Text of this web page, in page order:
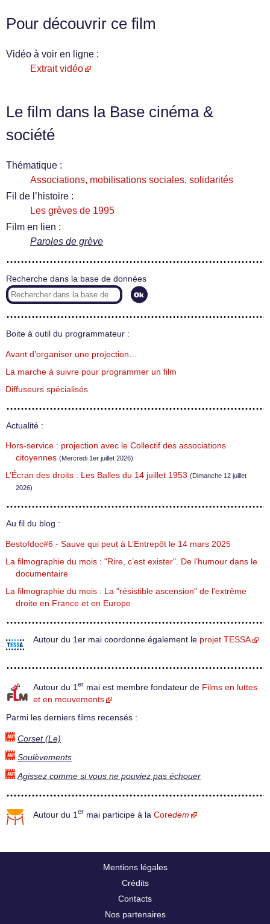
Pour découvrir ce film
Vidéo à voir en ligne :
Extrait vidéo
Le film dans la Base cinéma &
société
Thématique :
Associations, mobilisations sociales, solidarités
Fil de l’histoire :
Les grèves de 1995
Film en lien :
Paroles de grève
Recherche dans la base de données
Boite à outil du programmateur :
Avant d’organiser une projection…
La marche à suivre pour programmer un film
Diffuseurs spécialisés
Actualité :
Hors-service : projection avec le Collectif des associations
citoyennes (Mercredi 1er juillet 2026)
L’Écran des droits : Les Balles du 14 juillet 1953 (Dimanche 12 juillet
2026)
Au fil du blog :
Bestofdoc#6 - Sauve qui peut à L’Entrepôt le 14 mars 2025
La filmographie du mois : "Rire, c’est exister". De l’humour dans le
documentaire
La filmographie du mois : La "résistible ascension" de l’extrême
droite en France et en Europe
Autour du 1er mai coordonne également le projet TESSA
Autour du 1 er mai est membre fondateur de Films en luttes
et en mouvements
Parmi les derniers films recensés :
Corset (Le)
Soulèvements
Agissez comme si vous ne pouviez pas échouer
Autour du 1 er mai participe à la Coredem
Mentions légales
Crédits
Contacts
Nos partenaires